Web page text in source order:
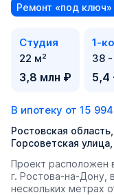
Ремонт «под
Студия
22 м²
3,8 млн ₽
1-
38
5,4
В ипотеку от 15
Ростовская
Горсоветская
Проект расположен
г. Ростова-на-Дону,
нескольких метрах